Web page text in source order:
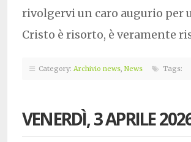
rivolgervi un caro augurio per
Cristo è risorto, è veramente
Category: Archivio news, News Tags:
VENERDÌ, 3 APRILE